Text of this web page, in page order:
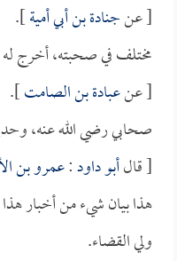
[ عنجنادة بن أبي أمية].
مختلف في صحبته، أخرج
[ عنعبادة بن الصامت].
صحابي رضي الله عنه،
[ قالأبو داود:عمرو بن
هذا بيان شيء من أخبار
ولي القضاء.